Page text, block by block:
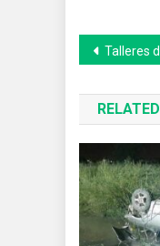
de
Talleres de verano en la